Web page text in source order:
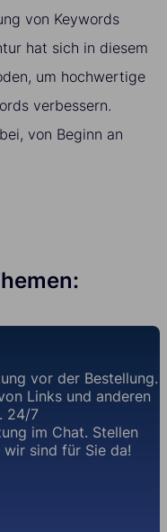
von Keywords
hat sich in diesem
um hochwertige
verbessern.
von Beginn an
vor der Bestellung.
Links und anderen
24/7
im Chat. Stellen
wir sind für Sie da!